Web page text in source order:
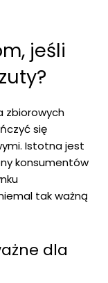
jeśli
zbiorowych
się
Istotna jest
konsumentów
tak ważną
dla